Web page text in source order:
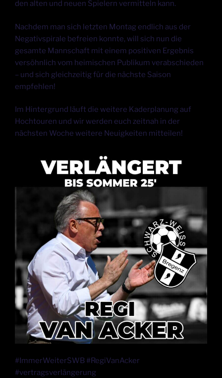
den alten und neuen Spielern vermitteln kann.
Nachdem man sich letzten Montag endlich aus der
Negativspirale befreien konnte, will sich nun die
gesamte Mannschaft mit einem positiven Ergebnis
versöhnlich vom heimischen Publikum verabschieden
– und sich gleichzeitig für die nächste Saison
empfehlen!
Im Hintergrund läuft die weitere Kaderplanung auf
Hochtouren und wir werden euch zeitnah in der
nächsten Woche weitere Neuigkeiten mitteilen!
#ImmerWeiterSWB #RegiVanAcker
#vertragsverlängerung